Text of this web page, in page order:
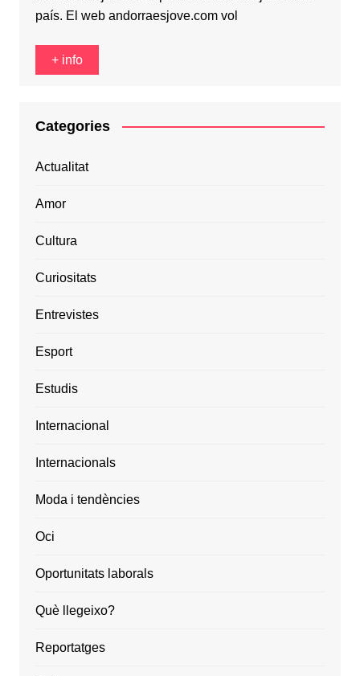
país. El web andorraesjove.com vol
+ info
Categories
Actualitat
Amor
Cultura
Curiositats
Entrevistes
Esport
Estudis
Internacional
Internacionals
Moda i tendències
Oci
Oportunitats laborals
Què llegeixo?
Reportatges